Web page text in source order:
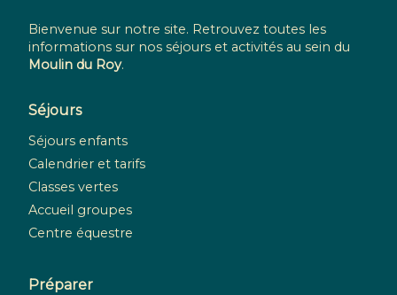
Bienvenue sur notre site. Retrouvez toutes les
informations sur nos séjours et activités au sein du
Moulin du Roy.
Séjours
Séjours enfants
Calendrier et tarifs
Classes vertes
Accueil groupes
Centre équestre
Préparer